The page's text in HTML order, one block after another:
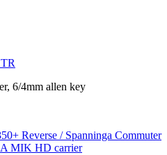
6/4mm allen key
Reverse / Spanninga Commuter
MIK HD carrier